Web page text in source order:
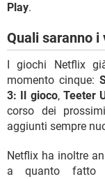
Play.
Quali saranno
I giochi Netflix
momento cinque:
3: Il gioco, Teeter
corso dei
aggiunti sempre
Netflix ha inoltre
a quanto fatto